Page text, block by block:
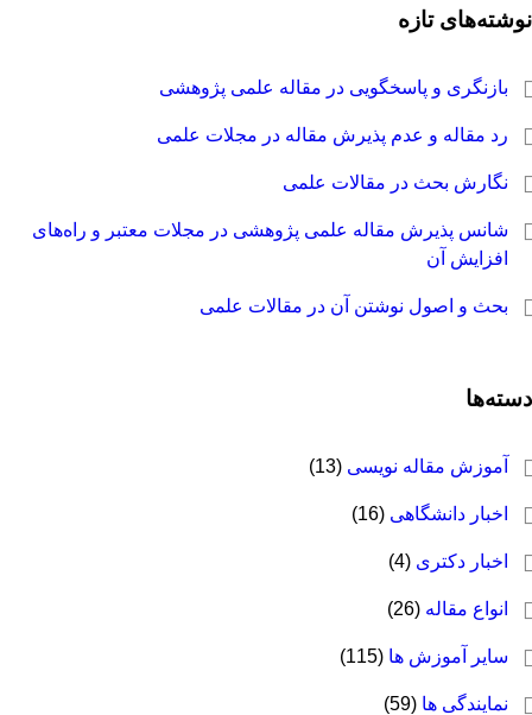
تازه
بازنگری و پاسخگویی در مقاله علمی پژوهشی
رد مقاله و عدم پذیرش مقاله در مجلات علمی
نگارش بحث در مقالات علمی
شانس پذیرش مقاله علمی پژوهشی در مجلات معتبر و راه‌های
افزایش آن
بحث و اصول نوشتن آن در مقالات علمی
آموزش مقاله نویسی (13)
اخبار دانشگاهی (16)
اخبار دکتری(4)
انواع مقاله(26)
سایر آموزش ها(115)
نمایندگی ها(59)